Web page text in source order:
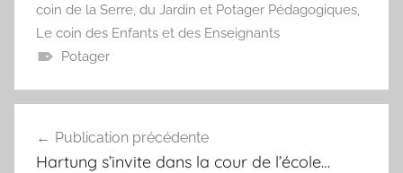
coin de la Serre, du Jardin et Potager Pédagogiques,
Le coin des Enfants et des Enseignants
Potager
de
Publication précédente
Hartung s’invite dans la cour de l’école…